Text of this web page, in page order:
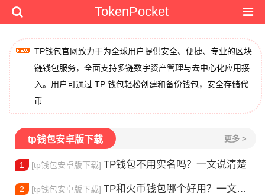
TokenPocket
TP钱包官网致力于为全球用户提供安全、便捷、专业的区块
链钱包服务，全面支持多链数字资产管理与去中心化应用接
入。用户可通过 TP 钱包轻松创建和备份钱包，安全存储代
币
tp钱包安卓版下载 更多 >
1 [tp钱包安卓版下载] TP钱包不用实名吗？一文说清楚
2 [tp钱包安卓版下载] TP和火币钱包哪个好用？一文帮你选对加密钱包